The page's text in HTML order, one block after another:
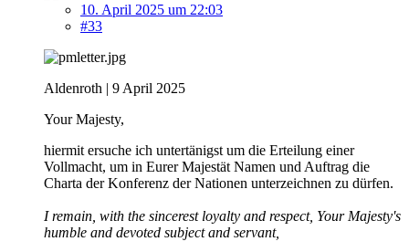
10. April 2025 um 22:03
#33
Aldenroth | 9 April 2025
Your Majesty,
hiermit ersuche ich untertänigst um die Erteilung einer
Vollmacht, um in Eurer Majestät Namen und Auftrag die
Charta der Konferenz der Nationen unterzeichnen zu dürfen.
I remain, with the sincerest loyalty and respect, Your Majesty's
humble and devoted subject and servant,